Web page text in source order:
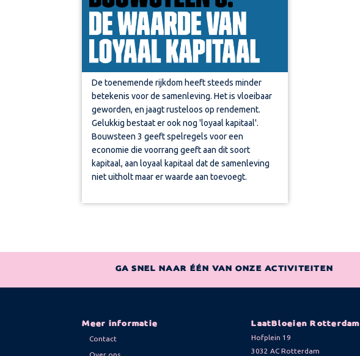
De toenemende rijkdom heeft steeds minder
betekenis voor de samenleving. Het is vloeibaar
geworden, en jaagt rusteloos op rendement.
Gelukkig bestaat er ook nog 'loyaal kapitaal'.
Bouwsteen 3 geeft spelregels voor een
economie die voorrang geeft aan dit soort
kapitaal, aan loyaal kapitaal dat de samenleving
niet uitholt maar er waarde aan toevoegt.
GA SNEL NAAR ÉÉN VAN ONZE ACTIVITEITEN
Meer informatie
Contact
LaatBloeien Rotterdam
Hofplein 19
3032 AC Rotterdam